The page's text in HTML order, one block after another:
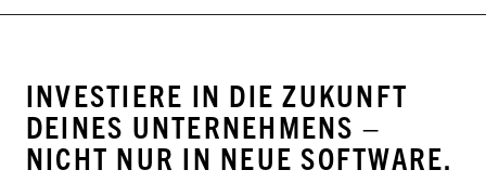
INVESTIERE IN DIE ZUKUNFT
DEINES UNTERNEHMENS –
NICHT NUR IN NEUE SOFTWARE.